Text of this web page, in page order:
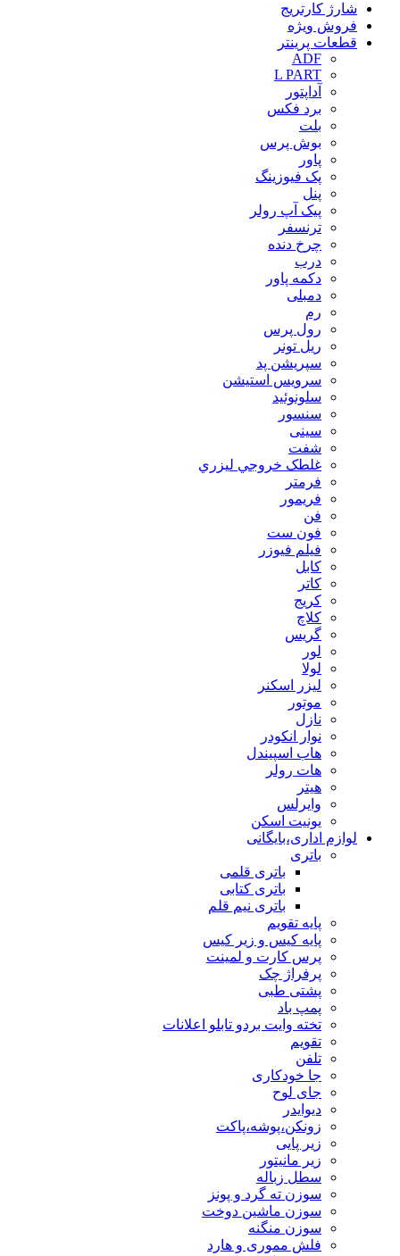
شارژ کارتریج
فروش ویژه
قطعات پرینتر
ADF
L PART
آداپتور
برد فکس
بلت
بوش پرس
پاور
پک فیوزینگ
پنل
پیک آپ رولر
ترنسفر
چرخ دنده
درب
دکمه پاور
دمبلی
رم
رول پرس
ریل تونر
سپریشن پد
سرویس استیشن
سلونوئید
سنسور
سینی
شفت
غلطک خروجي ليزري
فرمتر
فریمور
فن
فون ست
فیلم فیوزر
کابل
کاتر
کریج
کلاچ
گریس
لور
لولا
لیزر اسکنر
موتور
نازل
نوار انکودر
هاب اسپیندل
هات رولر
هیتر
وایرلس
یونیت اسکن
لوازم اداری،بایگانی
باتری
باتری قلمی
باتری کتابی
باتری نیم قلم
پایه تقویم
پایه کیس و زیر کیس
پرس کارت و لمینت
پرفراژ چک
پشتی طبی
پمپ باد
تخته وایت بردو تابلو اعلانات
تقویم
تلفن
جا خودکاری
جای لوح
دیوایدر
زونکن،پوشه،پاکت
زیر پایی
زیر مانیتور
سطل زباله
سوزن ته گرد و پونز
سوزن ماشین دوخت
سوزن منگنه
فلش مموری و هارد